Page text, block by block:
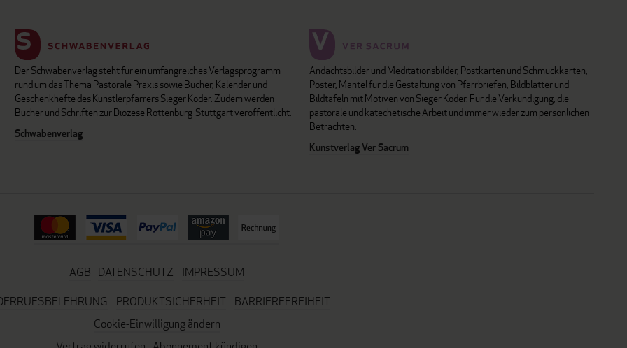
Der Schwabenverlag steht für ein umfangreiches Verlagsprogramm
rund um das Thema Pastorale Praxis sowie Bücher, Kalender und
Geschenkhefte des Künstlerpfarrers Sieger Köder. Zudem werden
Bücher und Schriften zur Diözese Rottenburg-Stuttgart veröffentlicht.
Schwabenverlag
Andachtsbilder und Meditationsbilder, Postkarten und Schmuckkarten,
Poster, Mäntel für die Gestaltung von Pfarrbriefen, Bildblätter und
Bildtafeln mit Motiven von Sieger Köder. Für die Verkündigung, die
pastorale und katechetische Arbeit und immer wieder zum persönlichen
Betrachten.
Kunstverlag Ver Sacrum
AGB DATENSCHUTZ
IMPRESSUM
PRODUKTSICHERHEIT
BARRIEREFREIHEIT
Cookie-Einwilligung ändern